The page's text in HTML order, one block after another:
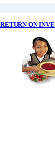
RETURN ON